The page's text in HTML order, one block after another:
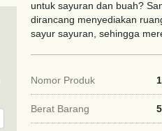
untuk sayuran dan buah?
dirancang menyediakan
sayur sayuran, sehingga
Nomor Produk
Berat Barang